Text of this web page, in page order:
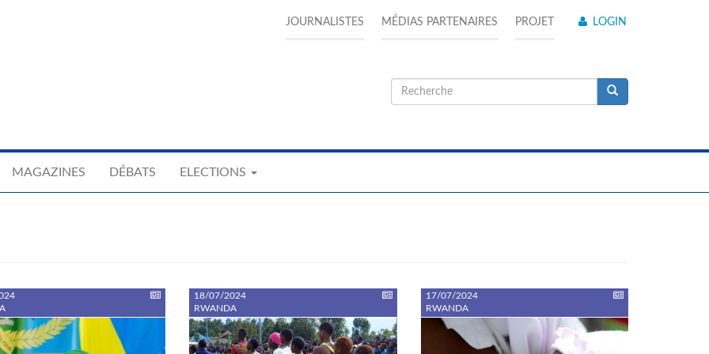
JOURNALISTES MÉDIAS PARTENAIRES PROJET LOGIN
Formulaire
recherche
MAGAZINES DÉBATS ELECTIONS
18/07/2024
RWANDA
17/07/2024
RWANDA